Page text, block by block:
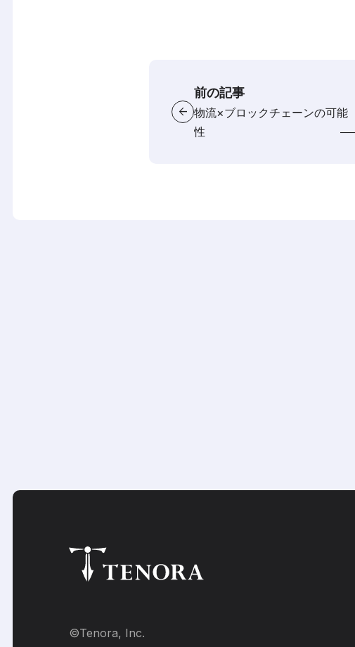
arrow_back
前の記事
物流×ブロックチェーンの可能
性 ――EC販売
©Tenora, Inc.